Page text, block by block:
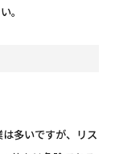
。
多いですが、リス